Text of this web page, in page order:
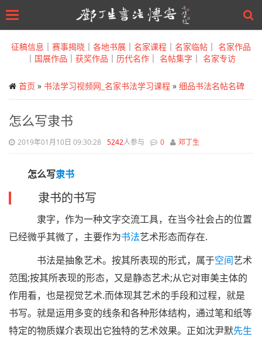
to
Toggle
征稿信息 ｜ 赛事揭晓 ｜ 各地书展 ｜ 名家课程 ｜ 名家临帖 ｜ 名家作品
｜ 国展作品 ｜ 获奖作品 ｜ 历代名作 ｜ 名帖集字 ｜ 名家专访
首页 » 书法学习视频网_名家书法学习课程 » 细品书法名帖名碑
怎么写隶书
2019年01月10日 09:30:28 5242人参与 0 邓丁生
怎么写隶书
隶书的书写
隶字，作为一种文字交流工具，在当今社会占的位置
已经微乎其微了，主要作为书法艺术形态而存在.
书法是抽象艺术。按其所表现的形式，属于空间艺术
范围;按其所表现的形态，又是静态艺术;从它对审美主体的
作用看，也是视觉艺术.而体现其艺术的手段和过程，就是
书写。就是运用多变的线条和各种形体结构，通过笔和纸等
特定的物质媒介表现出它独特的艺术效果。正如沈尹默先生